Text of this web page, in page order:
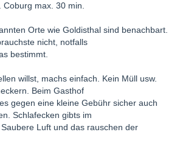
Coburg max. 30 min.
Orte wie Goldisthal sind benachbart.
nicht, notfalls
bestimmt.
willst, machs einfach. Kein Müll usw.
Beim Gasthof
gegen eine kleine Gebühr sicher auch
Schlafecken gibts im
Luft und das rauschen der